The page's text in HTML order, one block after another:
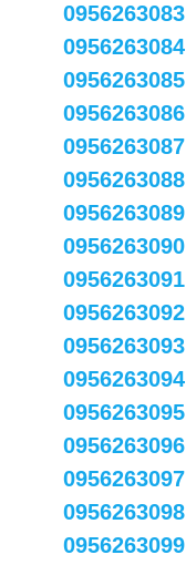
0956263083
0956263084
0956263085
0956263086
0956263087
0956263088
0956263089
0956263090
0956263091
0956263092
0956263093
0956263094
0956263095
0956263096
0956263097
0956263098
0956263099